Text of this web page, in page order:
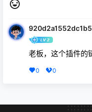
老板，这个插件的
0 0